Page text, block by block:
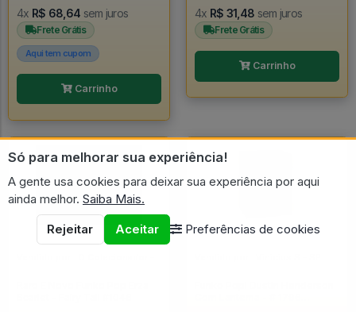
4x R$ 68,64 sem juros
Frete Grátis
Aqui tem cupom
Carrinho
4x R$ 31,48 sem juros
Frete Grátis
Carrinho
Só para melhorar sua experiência!
A gente usa cookies para deixar sua experiência por aqui
ainda melhor. Saiba Mais.
Rejeitar
Aceitar Preferências de cookies